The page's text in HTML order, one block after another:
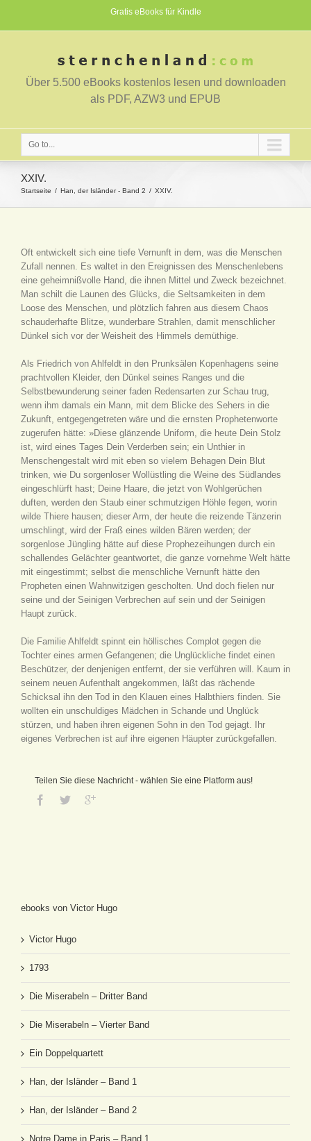
Gratis eBooks für Kindle
Über 5.500 eBooks kostenlos lesen und downloaden
als PDF, AZW3 und EPUB
Go to...
XXIV.
Startseite Han, der Isländer - Band 2 XXIV.
Oft entwickelt sich eine tiefe Vernunft in dem, was die Menschen
Zufall nennen. Es waltet in den Ereignissen des Menschenlebens
eine geheimnißvolle Hand, die ihnen Mittel und Zweck bezeichnet.
Man schilt die Launen des Glücks, die Seltsamkeiten in dem
Loose des Menschen, und plötzlich fahren aus diesem Chaos
schauderhafte Blitze, wunderbare Strahlen, damit menschlicher
Dünkel sich vor der Weisheit des Himmels demüthige.
Als Friedrich von Ahlfeldt in den Prunksälen Kopenhagens seine
prachtvollen Kleider, den Dünkel seines Ranges und die
Selbstbewunderung seiner faden Redensarten zur Schau trug,
wenn ihm damals ein Mann, mit dem Blicke des Sehers in die
Zukunft, entgegengetreten wäre und die ernsten Prophetenworte
zugerufen hätte: »Diese glänzende Uniform, die heute Dein Stolz
ist, wird eines Tages Dein Verderben sein; ein Unthier in
Menschengestalt wird mit eben so vielem Behagen Dein Blut
trinken, wie Du sorgenloser Wollüstling die Weine des Südlandes
eingeschlürft hast; Deine Haare, die jetzt von Wohlgerüchen
duften, werden den Staub einer schmutzigen Höhle fegen, worin
wilde Thiere hausen; dieser Arm, der heute die reizende Tänzerin
umschlingt, wird der Fraß eines wilden Bären werden; der
sorgenlose Jüngling hätte auf diese Prophezeihungen durch ein
schallendes Gelächter geantwortet, die ganze vornehme Welt hätte
mit eingestimmt; selbst die menschliche Vernunft hätte den
Propheten einen Wahnwitzigen gescholten. Und doch fielen nur
seine und der Seinigen Verbrechen auf sein und der Seinigen
Haupt zurück.
Die Familie Ahlfeldt spinnt ein höllisches Complot gegen die
Tochter eines armen Gefangenen; die Unglückliche findet einen
Beschützer, der denjenigen entfernt, der sie verführen will. Kaum in
seinem neuen Aufenthalt angekommen, läßt das rächende
Schicksal ihn den Tod in den Klauen eines Halbthiers finden. Sie
wollten ein unschuldiges Mädchen in Schande und Unglück
stürzen, und haben ihren eigenen Sohn in den Tod gejagt. Ihr
eigenes Verbrechen ist auf ihre eigenen Häupter zurückgefallen.
Teilen Sie diese Nachricht - wählen Sie eine Platform aus!
ebooks von Victor Hugo
Victor Hugo
1793
Die Miserabeln – Dritter Band
Die Miserabeln – Vierter Band
Ein Doppelquartett
Han, der Isländer – Band 1
Han, der Isländer – Band 2
Notre Dame in Paris – Band 1